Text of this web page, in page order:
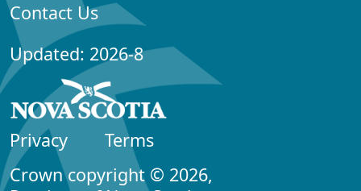
Contact Us
Updated: 2026-8
Privacy
Terms
Crown copyright © 2026,